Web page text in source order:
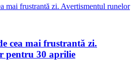
cea mai frustrantă zi.
pentru 30 aprilie